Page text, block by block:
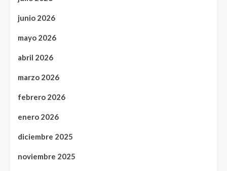
junio 2026
mayo 2026
abril 2026
marzo 2026
febrero 2026
enero 2026
diciembre 2025
noviembre 2025